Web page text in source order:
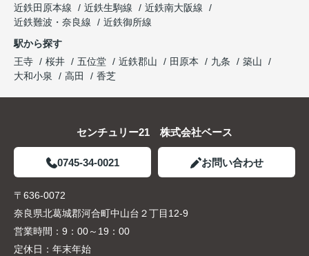
近鉄田原本線
近鉄生駒線
近鉄南大阪線
近鉄難波・奈良線
近鉄御所線
駅から探す
王寺
桜井 五位堂 近鉄郡山 田原本 九条
築山
大和小泉
高田 香芝
センチュリー21 株式会社ベース
0745-34-0021 お問い合わせ
〒636-0072
奈良県北葛城郡河合町中山台２丁目12-9
営業時間： 9：00～19：00
定休日： 年末年始